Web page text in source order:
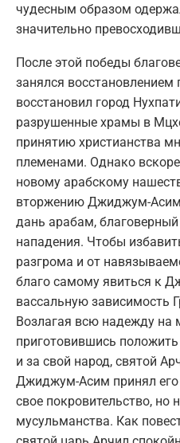
чудесным образом
значительно
После этой победы
занялся восстановлением
восстановил город
разрушенные храмы в
принятию христианства
племенами. Однако
новому арабскому
вторжению Джиджум-
дань арабам,
нападения. Чтобы
разгрома и от
благо самому явиться к
вассальную зависимость
Возлагая всю надежду на
приготовившись
и за свой народ, святой
Джиджум-Асим принял его
свое покровительство, но
мусульманства. Как